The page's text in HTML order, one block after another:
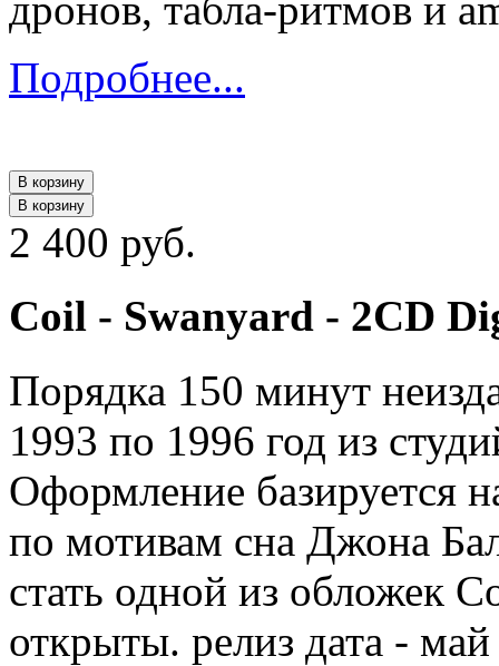
Подробнее...
В корзину
В корзину
2 400 руб.
Coil - Swanyard - 2CD
Порядка 150 минут
1993 по 1996 год из
Оформление базируется
по мотивам сна Джона
стать одной из обложек
открыты. релиз дата -